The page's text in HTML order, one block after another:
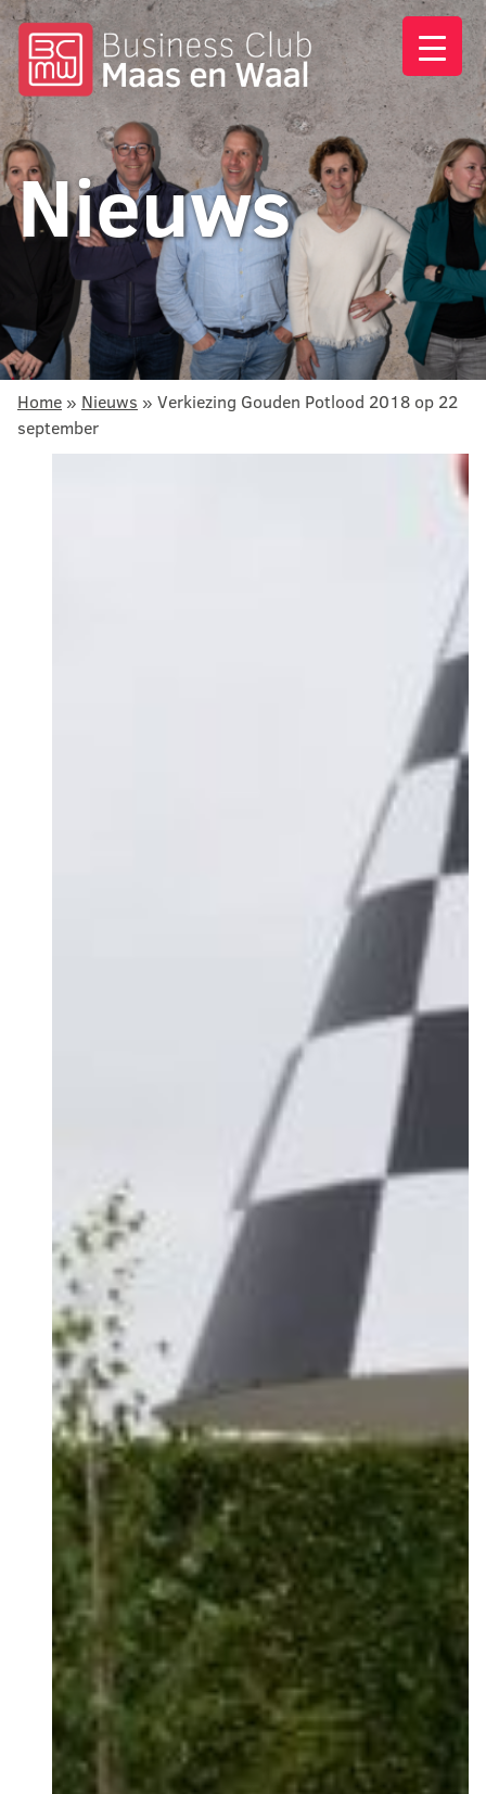
Nieuws
Home » Nieuws » Verkiezing Gouden Potlood 2018 op 22
september